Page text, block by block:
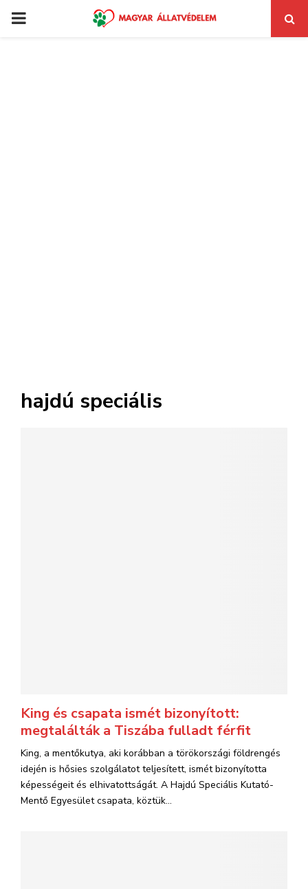
PRIMARY
hajdú speciális
King és csapata ismét bizonyított:
megtalálták a Tiszába fulladt férfit
King, a mentőkutya, aki korábban a törökországi földrengés
idején is hősies szolgálatot teljesített, ismét bizonyította
képességeit és elhivatottságát. A Hajdú Speciális Kutató-
Mentő Egyesület csapata, köztük...